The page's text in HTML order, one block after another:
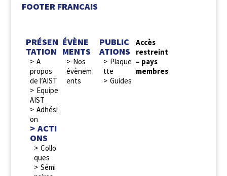
FOOTER FRANCAIS
PRÉSEN
TATION
A
propos
de l’AIST
Equipe
AIST
Adhési
on
ACTI
ONS
Collo
ques
Sémi
ÉVÈNE
MENTS
Nos
évènem
ents
PUBLIC
ATIONS
Plaque
tte
Guides
Accès
restreint
– pays
membres